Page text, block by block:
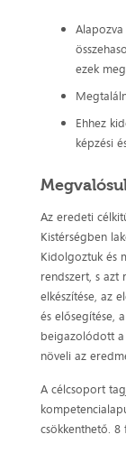
ezek
Ehhez
képzési
Az eredeti
Kistérségben
Kidolgoztuk és
rendszert, s azt
elkészítése, az
és elősegítése,
beigazolódott a
növeli az
A célcsoport
csökkenthető.